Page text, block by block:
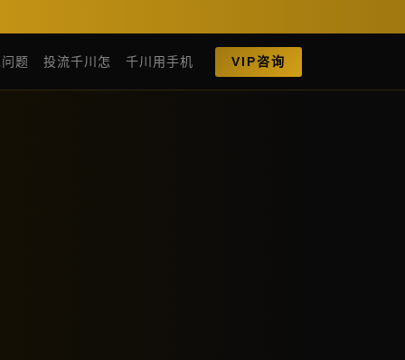
题 投流千川怎 千川用手机 VIP咨询